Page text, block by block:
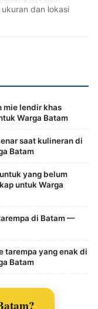
dan lokasi
mie lendir khas
Warga Batam
saat kulineran di
Batam
yang belum
untuk Warga
di Batam —
tarempa yang enak di
Batam